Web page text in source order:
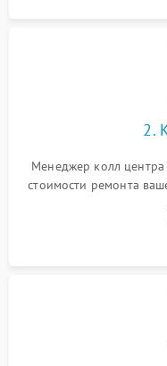
2.
Менеджер колл
стоимости ремонта